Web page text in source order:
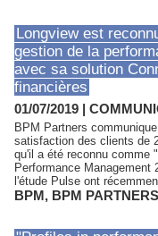
Longview est
gestion de la
avec sa solution
financières
01/07/2019 |
BPM Partners
satisfaction des clients de
qu'il a été reconnu comme
Performance
l'étude Pulse ont
BPM, BPM PARTNERS